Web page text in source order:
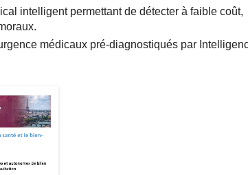
intelligent permettant de détecter à faible coût,
médicaux pré-diagnostiqués par